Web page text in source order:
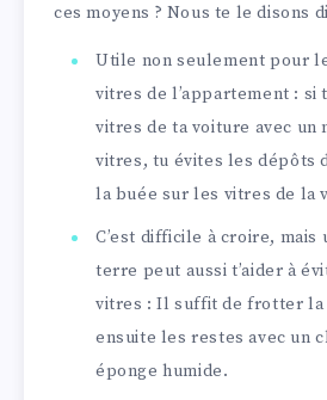
ces moyens ? Nous te le disons
Utile non seulement pour
vitres de l’appartement : si
vitres de ta voiture avec un
vitres, tu évites les dépôts
la buée sur les vitres de la
C’est difficile à croire, mais
terre peut aussi t’aider à
vitres : Il suffit de frotter la
ensuite les restes avec un
éponge humide.